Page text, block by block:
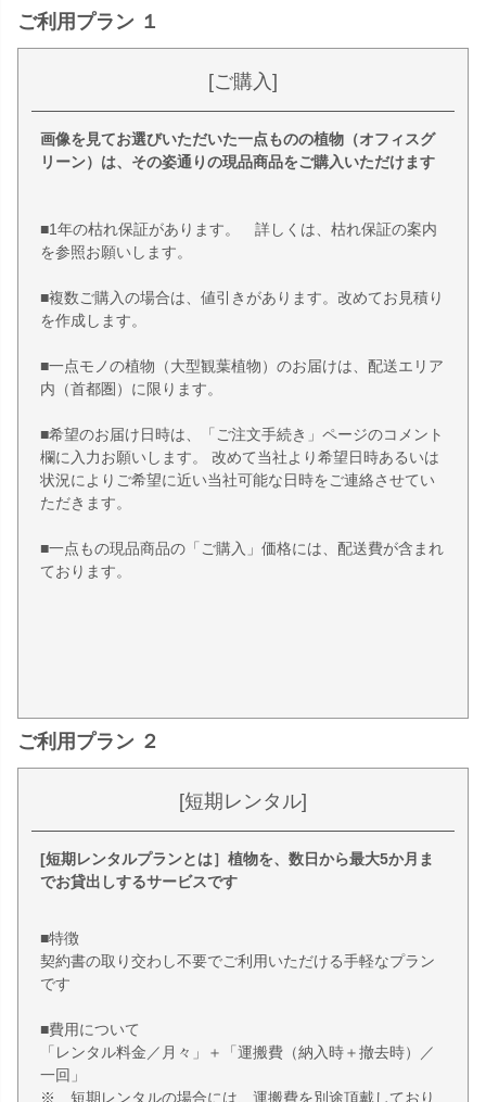
ご利用プラン １
[ご購入]
画像を見てお選びいただいた一点ものの植物（オフィスグ
リーン）は、その姿通りの現品商品をご購入いただけます
■1年の枯れ保証があります。 詳しくは、枯れ保証の案内
を参照お願いします。
■複数ご購入の場合は、値引きがあります。改めてお見積り
を作成します。
■一点モノの植物（大型観葉植物）のお届けは、配送エリア
内（首都圏）に限ります。
■希望のお届け日時は、「ご注文手続き」ページのコメント
欄に入力お願いします。 改めて当社より希望日時あるいは
状況によりご希望に近い当社可能な日時をご連絡させてい
ただきます。
■一点もの現品商品の「ご購入」価格には、配送費が含まれ
ております。
ご利用プラン ２
[短期レンタル]
[短期レンタルプランとは］植物を、数日から最大5か月ま
でお貸出しするサービスです
■特徴
契約書の取り交わし不要でご利用いただける手軽なプラン
です
■費用について
「レンタル料金／月々」＋「運搬費（納入時＋撤去時）／
一回」
※ 短期レンタルの場合には、運搬費を別途頂戴しており